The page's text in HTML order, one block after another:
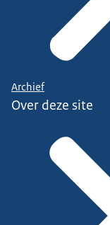
Archief
Over deze site